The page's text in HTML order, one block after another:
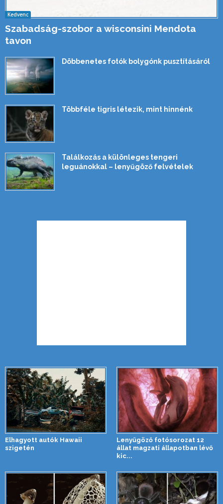
Kedvenc
Szabadság-szobor a wisconsini Mendota
tavon
Döbbenetes fotók bolygónk pusztításáról
Többféle tigris létezik, mint hinnénk
Találkozás a különleges tengeri
leguánokkal – lenyűgöző felvételek
Elhagyott autók Hawaii
szigetén
Lenyűgöző fotósorozat 12
állat magzati állapotban lévő
kic...